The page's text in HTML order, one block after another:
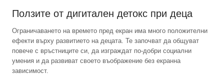
Ползите от дигитален детокс при деца
Ограничаването на времето пред екран има много положителни
ефекти върху развитието на децата. Те започват да общуват
повече с връстниците си, да изграждат по-добри социални
умения и да развиват своето въображение без екранна
зависимост.